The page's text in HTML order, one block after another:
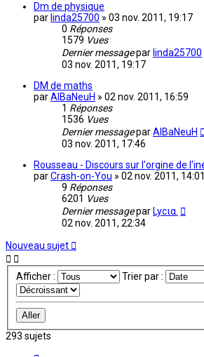
Dm de physique
par linda25700 » 03 nov. 2011, 19:17
0 Réponses
1579 Vues
Dernier messagepar linda25700
03 nov. 2011, 19:17
DM de maths
parAlBaNeuH » 02 nov. 2011, 16:59
1 Réponses
1536 Vues
Dernier messageparAlBaNeuH
03 nov. 2011, 17:46
Rousseau - Discours sur l'orgine de
parCrash-on-You » 02 nov. 2011, 14:01
9 Réponses
6201 Vues
Dernier messagepar Lycια.
02 nov. 2011, 22:34
Nouveau sujet
Afficher : Trier par :
293 sujets